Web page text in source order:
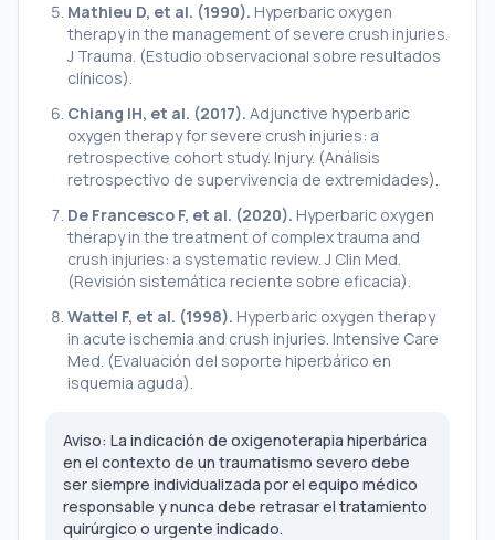
Mathieu D, et al. (1990). Hyperbaric oxygen
therapy in the management of severe crush injuries.
J Trauma. (Estudio observacional sobre resultados
clínicos).
Chiang IH, et al. (2017). Adjunctive hyperbaric
oxygen therapy for severe crush injuries: a
retrospective cohort study. Injury. (Análisis
retrospectivo de supervivencia de extremidades).
De Francesco F, et al. (2020). Hyperbaric oxygen
therapy in the treatment of complex trauma and
crush injuries: a systematic review.J Clin Med.
(Revisión sistemática reciente sobre eficacia).
Wattel F, et al. (1998). Hyperbaric oxygen therapy
in acute ischemia and crush injuries. Intensive Care
Med. (Evaluación del soporte hiperbárico en
isquemia aguda).
Aviso: La indicación de oxigenoterapia hiperbárica
en el contexto de un traumatismo severo debe
ser siempre individualizada por el equipo médico
responsable y nunca debe retrasar el tratamiento
quirúrgico o urgente indicado.